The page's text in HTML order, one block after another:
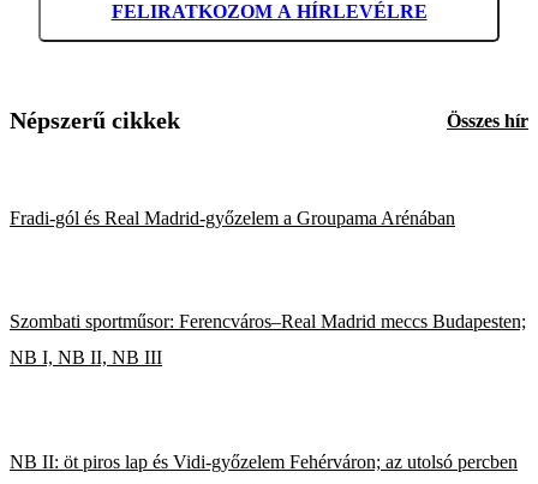
FELIRATKOZOM A HÍRLEVÉLRE
Népszerű cikkek Összes hír
Fradi-gól és Real Madrid-győzelem a Groupama Arénában
Szombati sportműsor: Ferencváros–Real Madrid meccs Budapesten;
NB I, NB II, NB III
NB II: öt piros lap és Vidi-győzelem Fehérváron; az utolsó percben